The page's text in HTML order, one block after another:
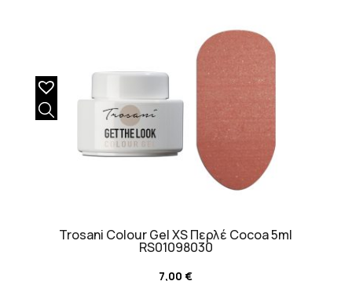
Trosani Colour Gel XS Περλέ Cocoa 5ml
RS01098030
7,00€